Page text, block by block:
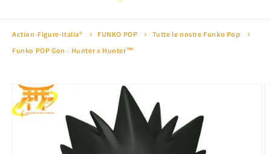
Action-Figure-Italia® FUNKO POP
Tutte le nostre Funko Pop
Funko POP Gon - Hunter x Hunter™
Passa alle
informazioni
sul prodotto